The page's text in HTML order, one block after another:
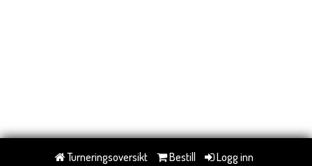
Turneringsoversikt Bestill Logg inn